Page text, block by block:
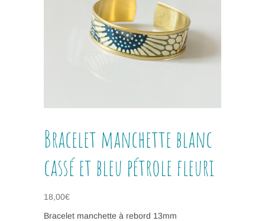
Bracelet manchette blanc
cassé et bleu pétrole fleuri
18,00€
Bracelet manchette à rebord 13mm